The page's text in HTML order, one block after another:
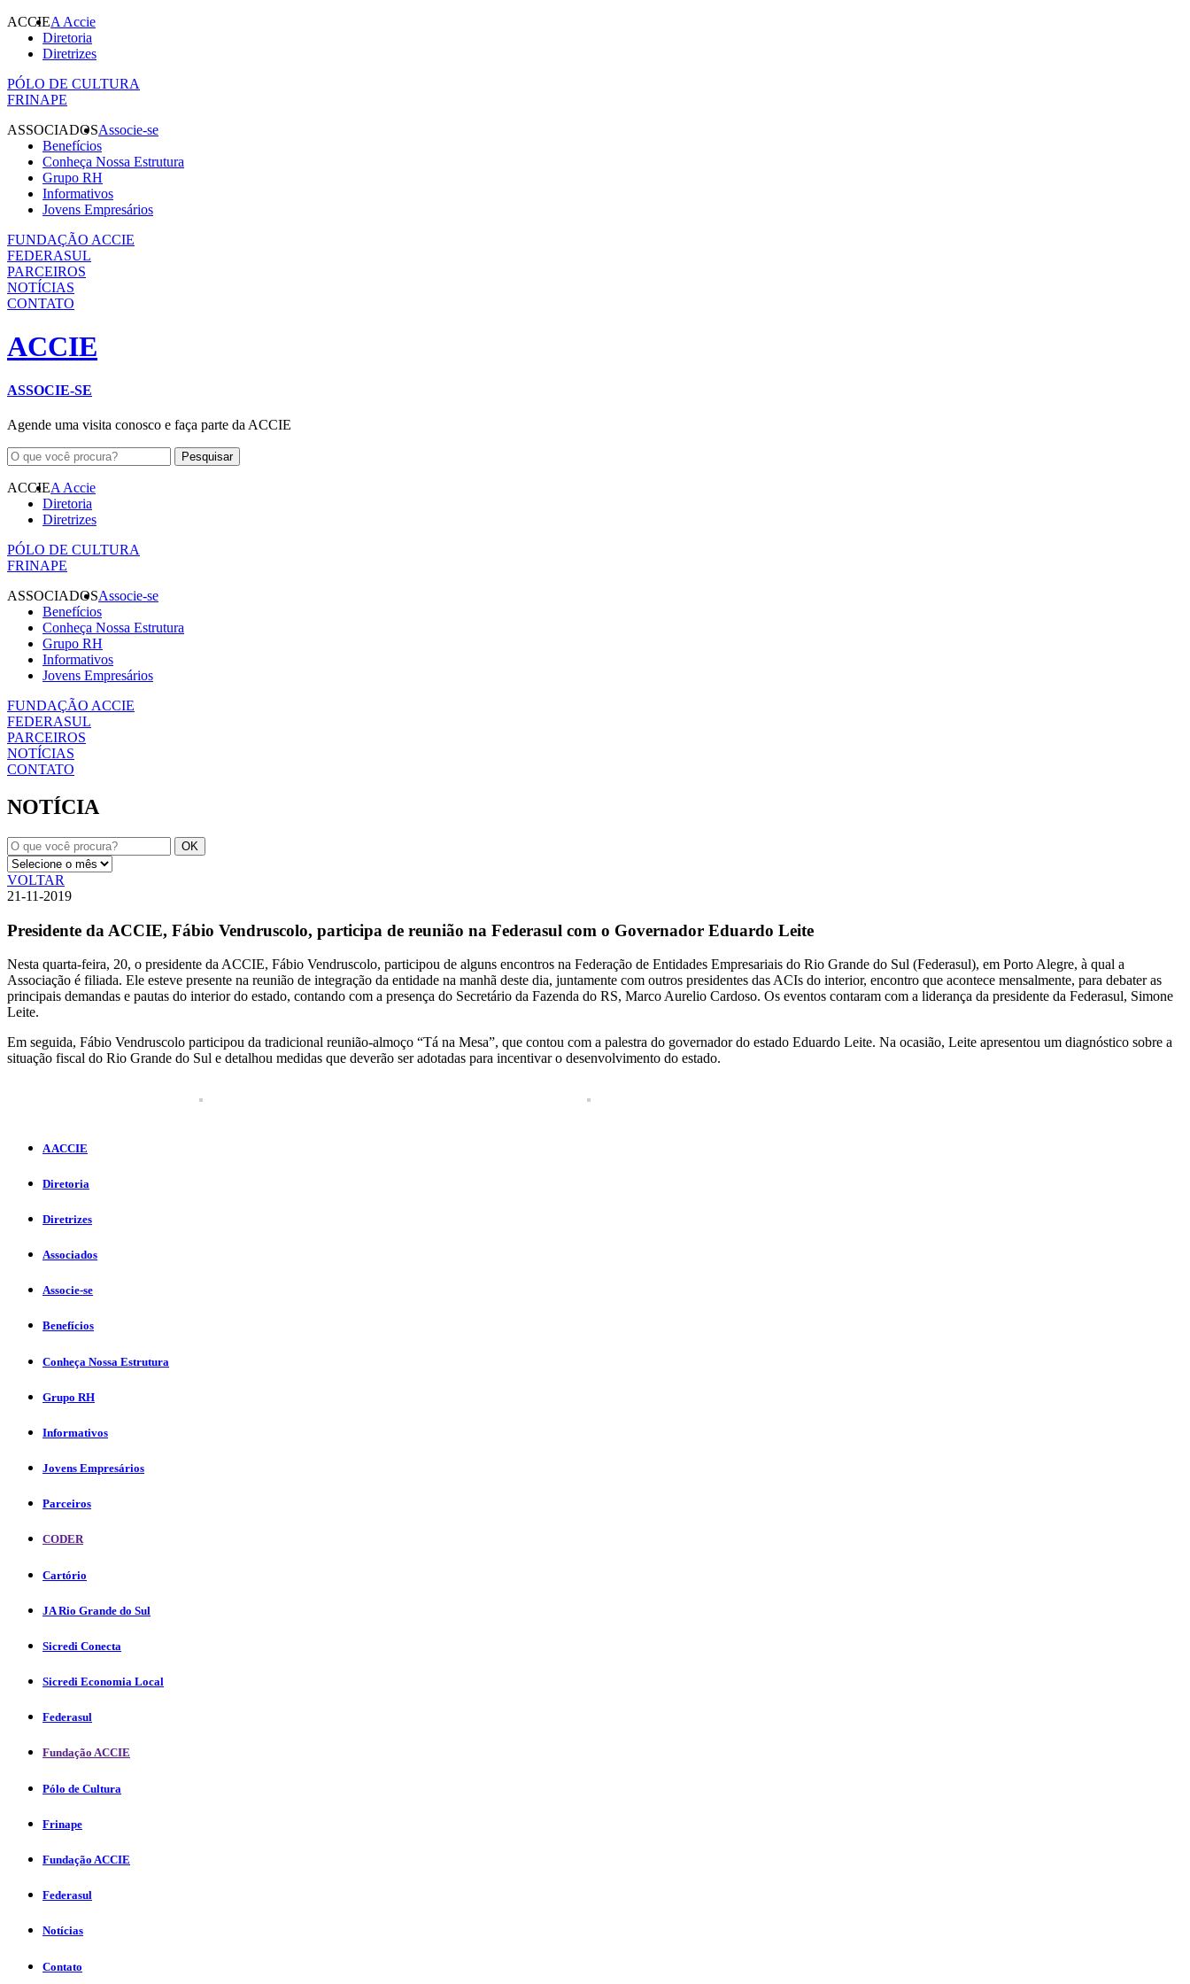
ACCIEA Accie
Diretoria
Diretrizes
PÓLO DE CULTURA
FRINAPE
ASSOCIADOSAssocie-se
Benefícios
Conheça Nossa Estrutura
Grupo RH
Informativos
Jovens Empresários
FUNDAÇÃO ACCIE
FEDERASUL
PARCEIROS
NOTÍCIAS
CONTATO
ACCIE
ASSOCIE-SE
Agende uma visita conosco e faça parte da ACCIE
ACCIEA Accie
Diretoria
Diretrizes
PÓLO DE CULTURA
FRINAPE
ASSOCIADOSAssocie-se
Benefícios
Conheça Nossa Estrutura
Grupo RH
Informativos
Jovens Empresários
FUNDAÇÃO ACCIE
FEDERASUL
PARCEIROS
NOTÍCIAS
CONTATO
NOTÍCIA
VOLTAR
21-11-2019
Presidente da ACCIE, Fábio Vendruscolo, participa de reunião na Federasul com o Governador Eduardo Leite
Nesta quarta-feira, 20, o presidente da ACCIE, Fábio Vendruscolo, participou de alguns encontros na Federação de Entidades Empresariais do Rio Grande do Sul (Federasul), em Porto Alegre, à qual a
Associação é filiada. Ele esteve presente na reunião de integração da entidade na manhã deste dia, juntamente com outros presidentes das ACIs do interior, encontro que acontece mensalmente, para debater as
principais demandas e pautas do interior do estado, contando com a presença do Secretário da Fazenda do RS, Marco Aurelio Cardoso. Os eventos contaram com a liderança da presidente da Federasul, Simone
Leite.
Em seguida, Fábio Vendruscolo participou da tradicional reunião-almoço “Tá na Mesa”, que contou com a palestra do governador do estado Eduardo Leite. Na ocasião, Leite apresentou um diagnóstico sobre a
situação fiscal do Rio Grande do Sul e detalhou medidas que deverão ser adotadas para incentivar o desenvolvimento do estado.
A ACCIE
Diretoria
Diretrizes
Associados
Associe-se
Benefícios
Conheça Nossa Estrutura
Grupo RH
Informativos
Jovens Empresários
Parceiros
CODER
Cartório
JA Rio Grande do Sul
Sicredi Conecta
Sicredi Economia Local
Federasul
Fundação ACCIE
Pólo de Cultura
Frinape
Fundação ACCIE
Federasul
Notícias
Contato